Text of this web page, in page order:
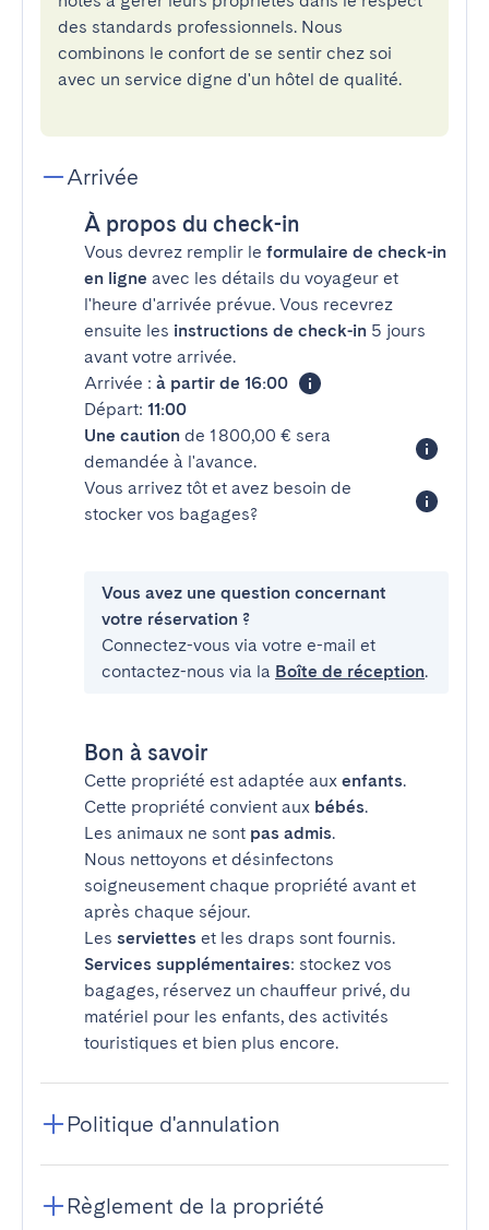
des standards professionnels. Nous
combinons le confort de se sentir chez soi
avec un service digne d'un hôtel de qualité.
Arrivée
À propos du check-in
Vous devrez remplir le formulaire de check-in
en ligne avec les détails du voyageur et
l'heure d'arrivée prévue. Vous recevrez
ensuite les instructions de check-in 5 jours
avant votre arrivée.
Arrivée : à partir de 16:00
Départ: 11:00
Une caution de 1 800,00 € sera
demandée à l'avance.
Vous arrivez tôt et avez besoin de
stocker vos bagages?
Vous avez une question concernant
votre réservation ?
Connectez-vous via votre e-mail et
contactez-nous via la Boîte de réception.
Bon à savoir
Cette propriété est adaptée aux enfants.
Cette propriété convient aux bébés.
Les animaux ne sont pas admis.
Nous nettoyons et désinfectons
soigneusement chaque propriété avant et
après chaque séjour.
Les serviettes et les draps sont fournis.
Services supplémentaires: stockez vos
bagages, réservez un chauffeur privé, du
matériel pour les enfants, des activités
touristiques et bien plus encore.
Politique d'annulation
Règlement de la propriété